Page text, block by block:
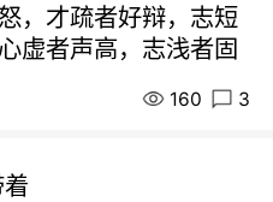
，才疏者好辩，志短
虚者声高，志浅者固
160 3